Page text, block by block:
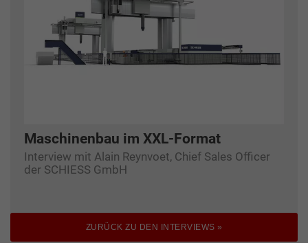
Maschinenbau im XXL-Format
Interview mit Alain Reynvoet, Chief Sales Officer
der SCHIESS GmbH
ZURÜCK ZU DEN INTERVIEWS »